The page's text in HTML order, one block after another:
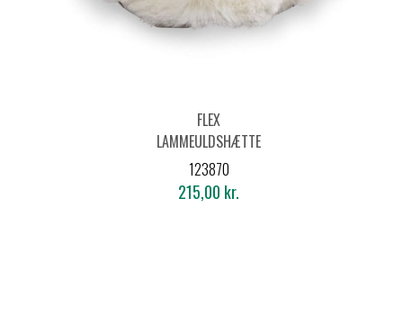
FLEX
LAMMEULDSHÆTTE
WH-C Ø180
123870
215,00 kr.